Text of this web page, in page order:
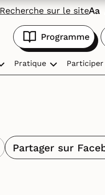
Recherche sur le site
Pratique Participer
Programme
Partager sur